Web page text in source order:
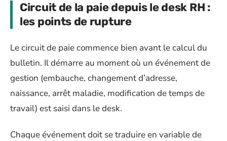
Circuit de la paie depuis le desk RH :
les points de rupture
Le circuit de paie commence bien avant le calcul du
bulletin. Il démarre au moment où un événement de
gestion (embauche, changement d’adresse,
naissance, arrêt maladie, modification de temps de
travail) est saisi dans le desk.
Chaque événement doit se traduire en variable de